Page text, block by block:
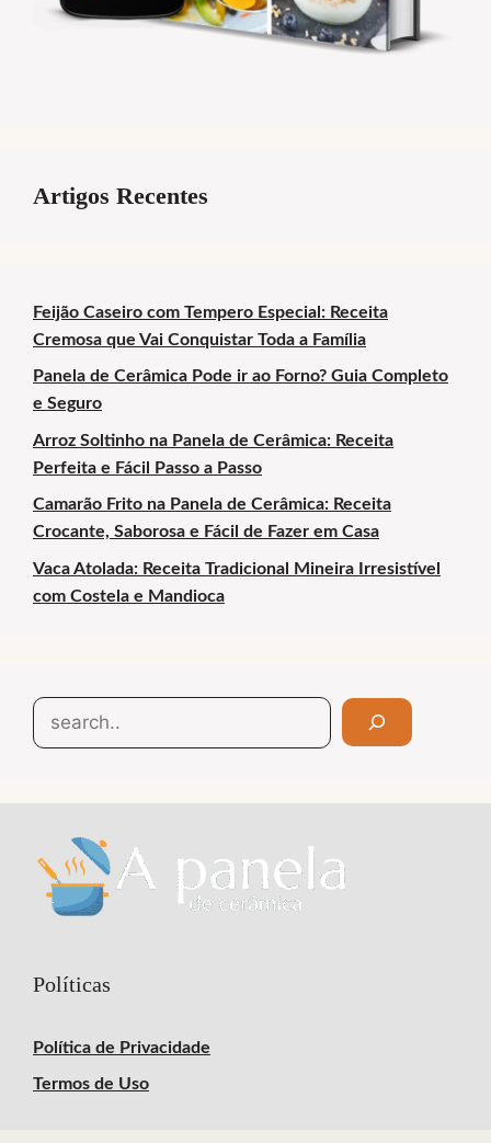
Artigos Recentes
Feijão Caseiro com Tempero Especial: Receita
Cremosa que Vai Conquistar Toda a Família
Panela de Cerâmica Pode ir ao Forno? Guia Completo
e Seguro
Arroz Soltinho na Panela de Cerâmica: Receita
Perfeita e Fácil Passo a Passo
Camarão Frito na Panela de Cerâmica: Receita
Crocante, Saborosa e Fácil de Fazer em Casa
Vaca Atolada: Receita Tradicional Mineira Irresistível
com Costela e Mandioca
Search
Políticas
Política de Privacidade
Termos de Uso